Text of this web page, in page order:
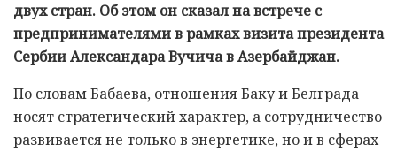
двух стран. Об этом он сказал на встрече с
предпринимателями в рамках визита президента
Сербии Александара Вучича в Азербайджан.
По словам Бабаева, отношения Баку и Белграда
носят стратегический характер, а сотрудничество
развивается не только в энергетике, но и в сферах